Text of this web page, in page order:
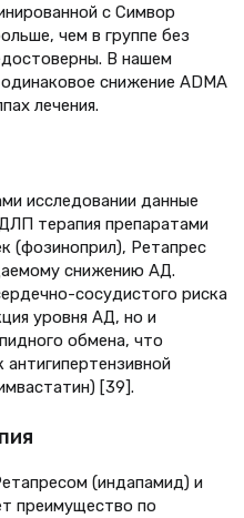
с Симвор
чем в группе без
В нашем
снижение ADMA
лечения.
исследовании данные
терапия препаратами
(фозиноприл), Ретапрес
снижению АД.
сосудистого риска
уровня АД, но и
обмена, что
антигипертензивной
[39].
(индапамид) и
преимущество по